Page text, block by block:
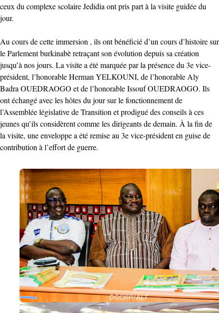
ceux du complexe scolaire Jedidia ont pris part à la visite guidée du
jour.
Au cours de cette immersion , ils ont bénéficié d’un cours d’histoire sur
le Parlement burkinabè retraçant son évolution depuis sa création
jusqu’à nos jours. La visite a été marquée par la présence du 3e vice-
président, l’honorable Herman YELKOUNI, de l’honorable Aly
Badra OUEDRAOGO et de l’honorable Issouf OUEDRAOGO. Ils
ont échangé avec les hôtes du jour sur le fonctionnement de
l’Assemblée législative de Transition et prodigué des conseils à ces
jeunes qu’ils considèrent comme les dirigeants de demain. À la fin de
la visite, une enveloppe a été remise au 3e vice-président en guise de
contribution à l’effort de guerre.